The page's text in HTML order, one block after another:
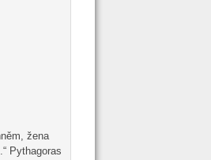
žena
Pythagoras